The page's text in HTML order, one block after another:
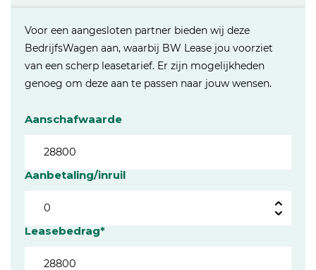
Voor een aangesloten partner bieden wij deze
BedrijfsWagen aan, waarbij BW Lease jou voorziet
van een scherp leasetarief. Er zijn mogelijkheden
genoeg om deze aan te passen naar jouw wensen.
Aanschafwaarde
Aanbetaling/inruil
Leasebedrag*